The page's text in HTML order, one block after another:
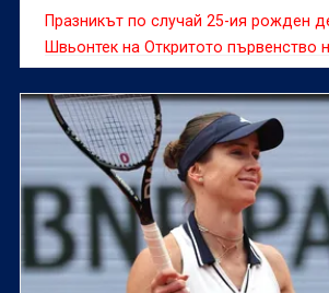
Празникът по случай 25-ия рожден
Швьонтек на Откритото първенство
тенис в неделя се провали, след
шампионка загуби със 5:7, 1:6 от
номер 15 украинка Марта Костюк на
осминафиналите на турнира от